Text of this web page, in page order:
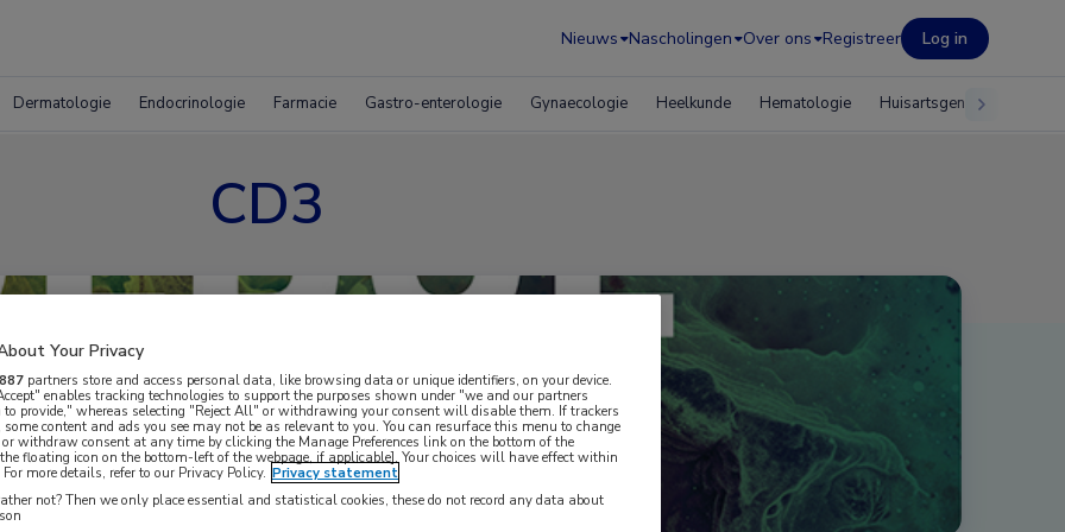
Nieuws Nascholingen Over ons Registreer Log in
Dermatologie Endocrinologie Farmacie Gastro-enterologie Gynaecologie Heelkunde Hematologie Huisartsgeneeskunde
CD3
Your Privacy
887 partners store and access personal data, like browsing data or unique identifiers, on your device.
enables tracking technologies to support the purposes shown under "we and our partners
to provide," whereas selecting "Reject All" or withdrawing your consent will disable them. If trackers
some content and ads you see may not be as relevant to you. You can resurface this menu to change
or withdraw consent at any time by clicking the Manage Preferences link on the bottom of the
floating icon on the bottom-left of the webpage, if applicable]. Your choices will have effect within
more details, refer to our Privacy Policy. Privacy statement
not? Then we only place essential and statistical cookies, these do not record any data about